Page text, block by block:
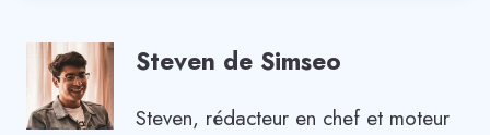
Steven de Simseo
Steven, rédacteur en chef et moteur